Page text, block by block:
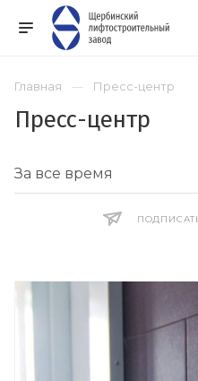
Главная Пресс-центр
Пресс-центр